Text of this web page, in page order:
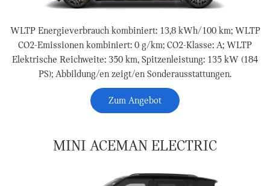
WLTP Energieverbrauch kombiniert: 13,8 kWh/100 km; WLTP
CO2-Emissionen kombiniert: 0 g/km; CO2-Klasse: A; WLTP
Elektrische Reichweite: 350 km, Spitzenleistung: 135 kW (184
PS); Abbildung/en zeigt/en Sonderausstattungen.
Zum Angebot
MINI ACEMAN ELECTRIC